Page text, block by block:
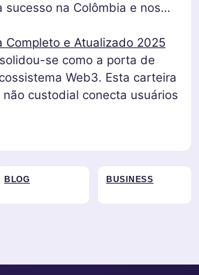
sucesso na Colômbia e nos…
Completo e Atualizado 2025
se como a porta de
Web3. Esta carteira
custodial conecta usuários
BLOG BUSINESS